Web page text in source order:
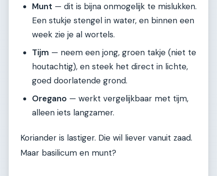
Munt — dit is bijna onmogelijk te mislukken.
Een stukje stengel in water, en binnen een
week zie je al wortels.
Tijm — neem een jong, groen takje (niet te
houtachtig), en steek het direct in lichte,
goed doorlatende grond.
Oregano — werkt vergelijkbaar met tijm,
alleen iets langzamer.
Koriander is lastiger. Die wil liever vanuit zaad.
Maar basilicum en munt?